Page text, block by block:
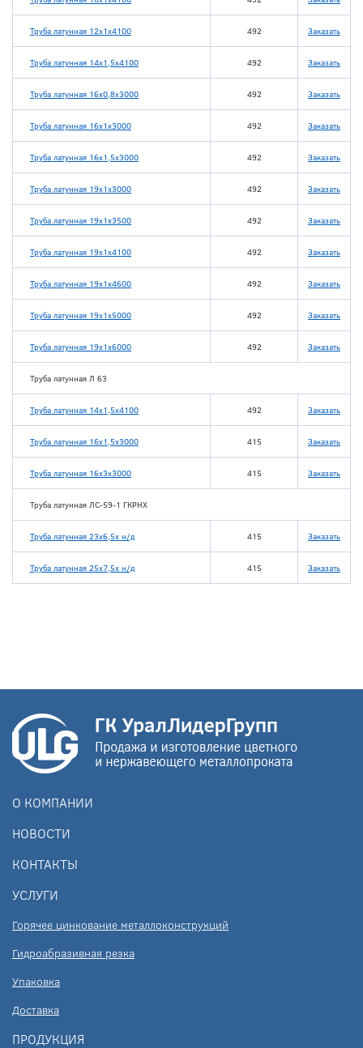
Труба латунная 12х1х4100 492 Заказать
Труба латунная 14х1,5х4100 492 Заказать
Труба латунная 16х0,8х3000 492 Заказать
Труба латунная 16х1х3000 492 Заказать
Труба латунная 16х1,5х3000 492 Заказать
Труба латунная 19х1х3000 492 Заказать
Труба латунная 19х1х3500 492 Заказать
Труба латунная 19х1х4100 492 Заказать
Труба латунная 19х1х4600 492 Заказать
Труба латунная 19х1х5000 492 Заказать
Труба латунная 19х1х6000 492 Заказать
Труба латунная Л 63
Труба латунная 14х1,5х4100 492 Заказать
Труба латунная 16х1,5х3000 415 Заказать
Труба латунная 16х3х3000 415 Заказать
Труба латунная ЛС-59-1 ГКРНХ
Труба латунная 23х6,5х н/д 415 Заказать
Труба латунная 25х7,5х н/д 415 Заказать
О КОМПАНИИ
НОВОСТИ
КОНТАКТЫ
УСЛУГИ
Горячее цинкование металлоконструкций
Гидроабразивная резка
Упаковка
Доставка
ПРОДУКЦИЯ